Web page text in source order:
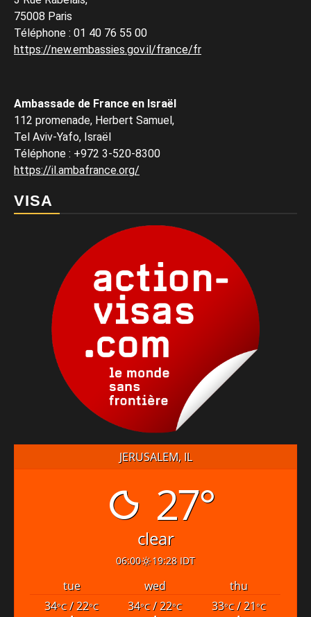
75008 Paris
Téléphone : 01 40 76 55 00
https://new.embassies.gov.il/france/fr
Ambassade de France en Israël
112 promenade, Herbert Samuel,
Tel Aviv-Yafo, Israël
Téléphone : +972 3-520-8300
https://il.ambafrance.org/
VISA
JERUSALEM, IL
27°
clear
06:00 19:28 IDT
tue wed
thu
34°C/ 22°C 34°C/ 22°C 33°C/ 21°C